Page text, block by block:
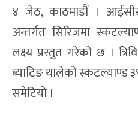
४ जेठ, काठमाडौं ।
अन्तर्गत सिरिजमा
लक्ष्य प्रस्तुत गरेको छ ।
ब्याटिङ थालेको स्कटल्याण्ड
समेटियो ।